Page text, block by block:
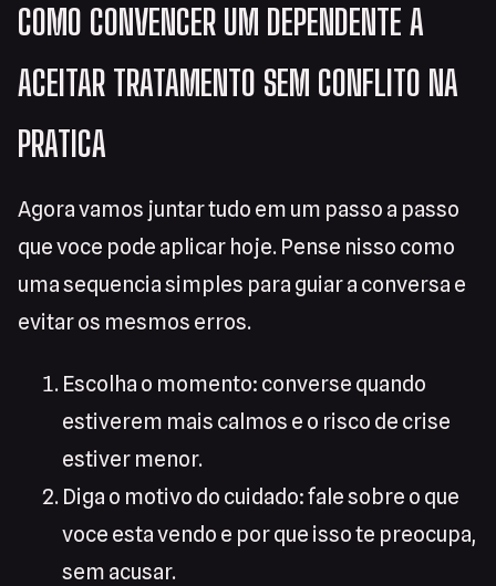
COMO CONVENCER UM DEPENDENTE A
ACEITAR TRATAMENTO SEM CONFLITO NA
PRATICA
Agora vamos juntar tudo em um passo a passo
que voce pode aplicar hoje. Pense nisso como
uma sequencia simples para guiar a conversa e
evitar os mesmos erros.
Escolha o momento: converse quando
estiverem mais calmos e o risco de crise
estiver menor.
Diga o motivo do cuidado: fale sobre o que
voce esta vendo e por que isso te preocupa,
sem acusar.